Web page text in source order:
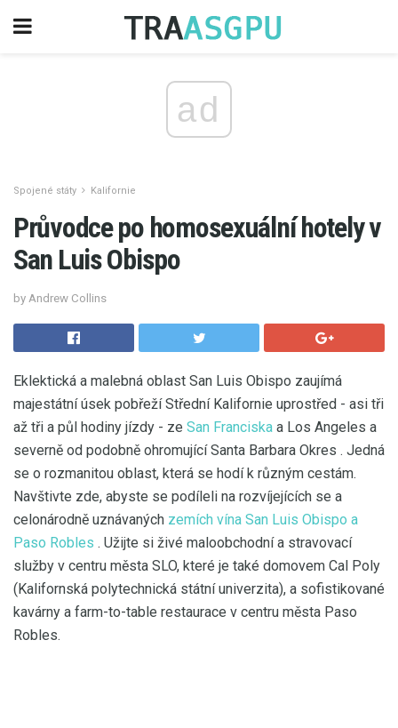
ad
Spojené státy Kalifornie
Průvodce po homosexuální hotely v
San Luis Obispo
by Andrew Collins
Eklektická a malebná oblast San Luis Obispo zaujímá
majestátní úsek pobřeží Střední Kalifornie uprostřed - asi tři
až tři a půl hodiny jízdy - ze San Franciska a Los Angeles a
severně od podobně ohromující Santa Barbara Okres . Jedná
se o rozmanitou oblast, která se hodí k různým cestám.
Navštivte zde, abyste se podíleli na rozvíjejících se a
celonárodně uznávaných zemích vína San Luis Obispo a
Paso Robles . Užijte si živé maloobchodní a stravovací
služby v centru města SLO, které je také domovem Cal Poly
(Kalifornská polytechnická státní univerzita), a sofistikované
kavárny a farm-to-table restaurace v centru města Paso
Robles.